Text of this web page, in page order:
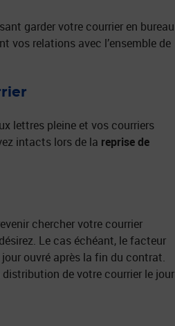
garder votre courrier en bureau
vos relations avec l’ensemble de
lettres pleine et vos courriers
intacts lors de la reprise de
chercher votre courrier
Le cas échéant, le facteur
ouvré après la fin du contrat.
de votre courrier le jour